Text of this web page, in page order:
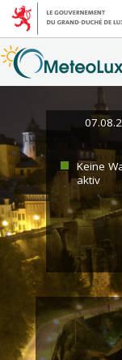
Keine
aktiv